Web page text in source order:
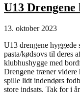
U13
13. oktober 2023
U13 drengene
pasta/kødsovs til deres
klubhushygge med
Drengene træner videre
spille lidt indendørs
store indsats. Tak for i